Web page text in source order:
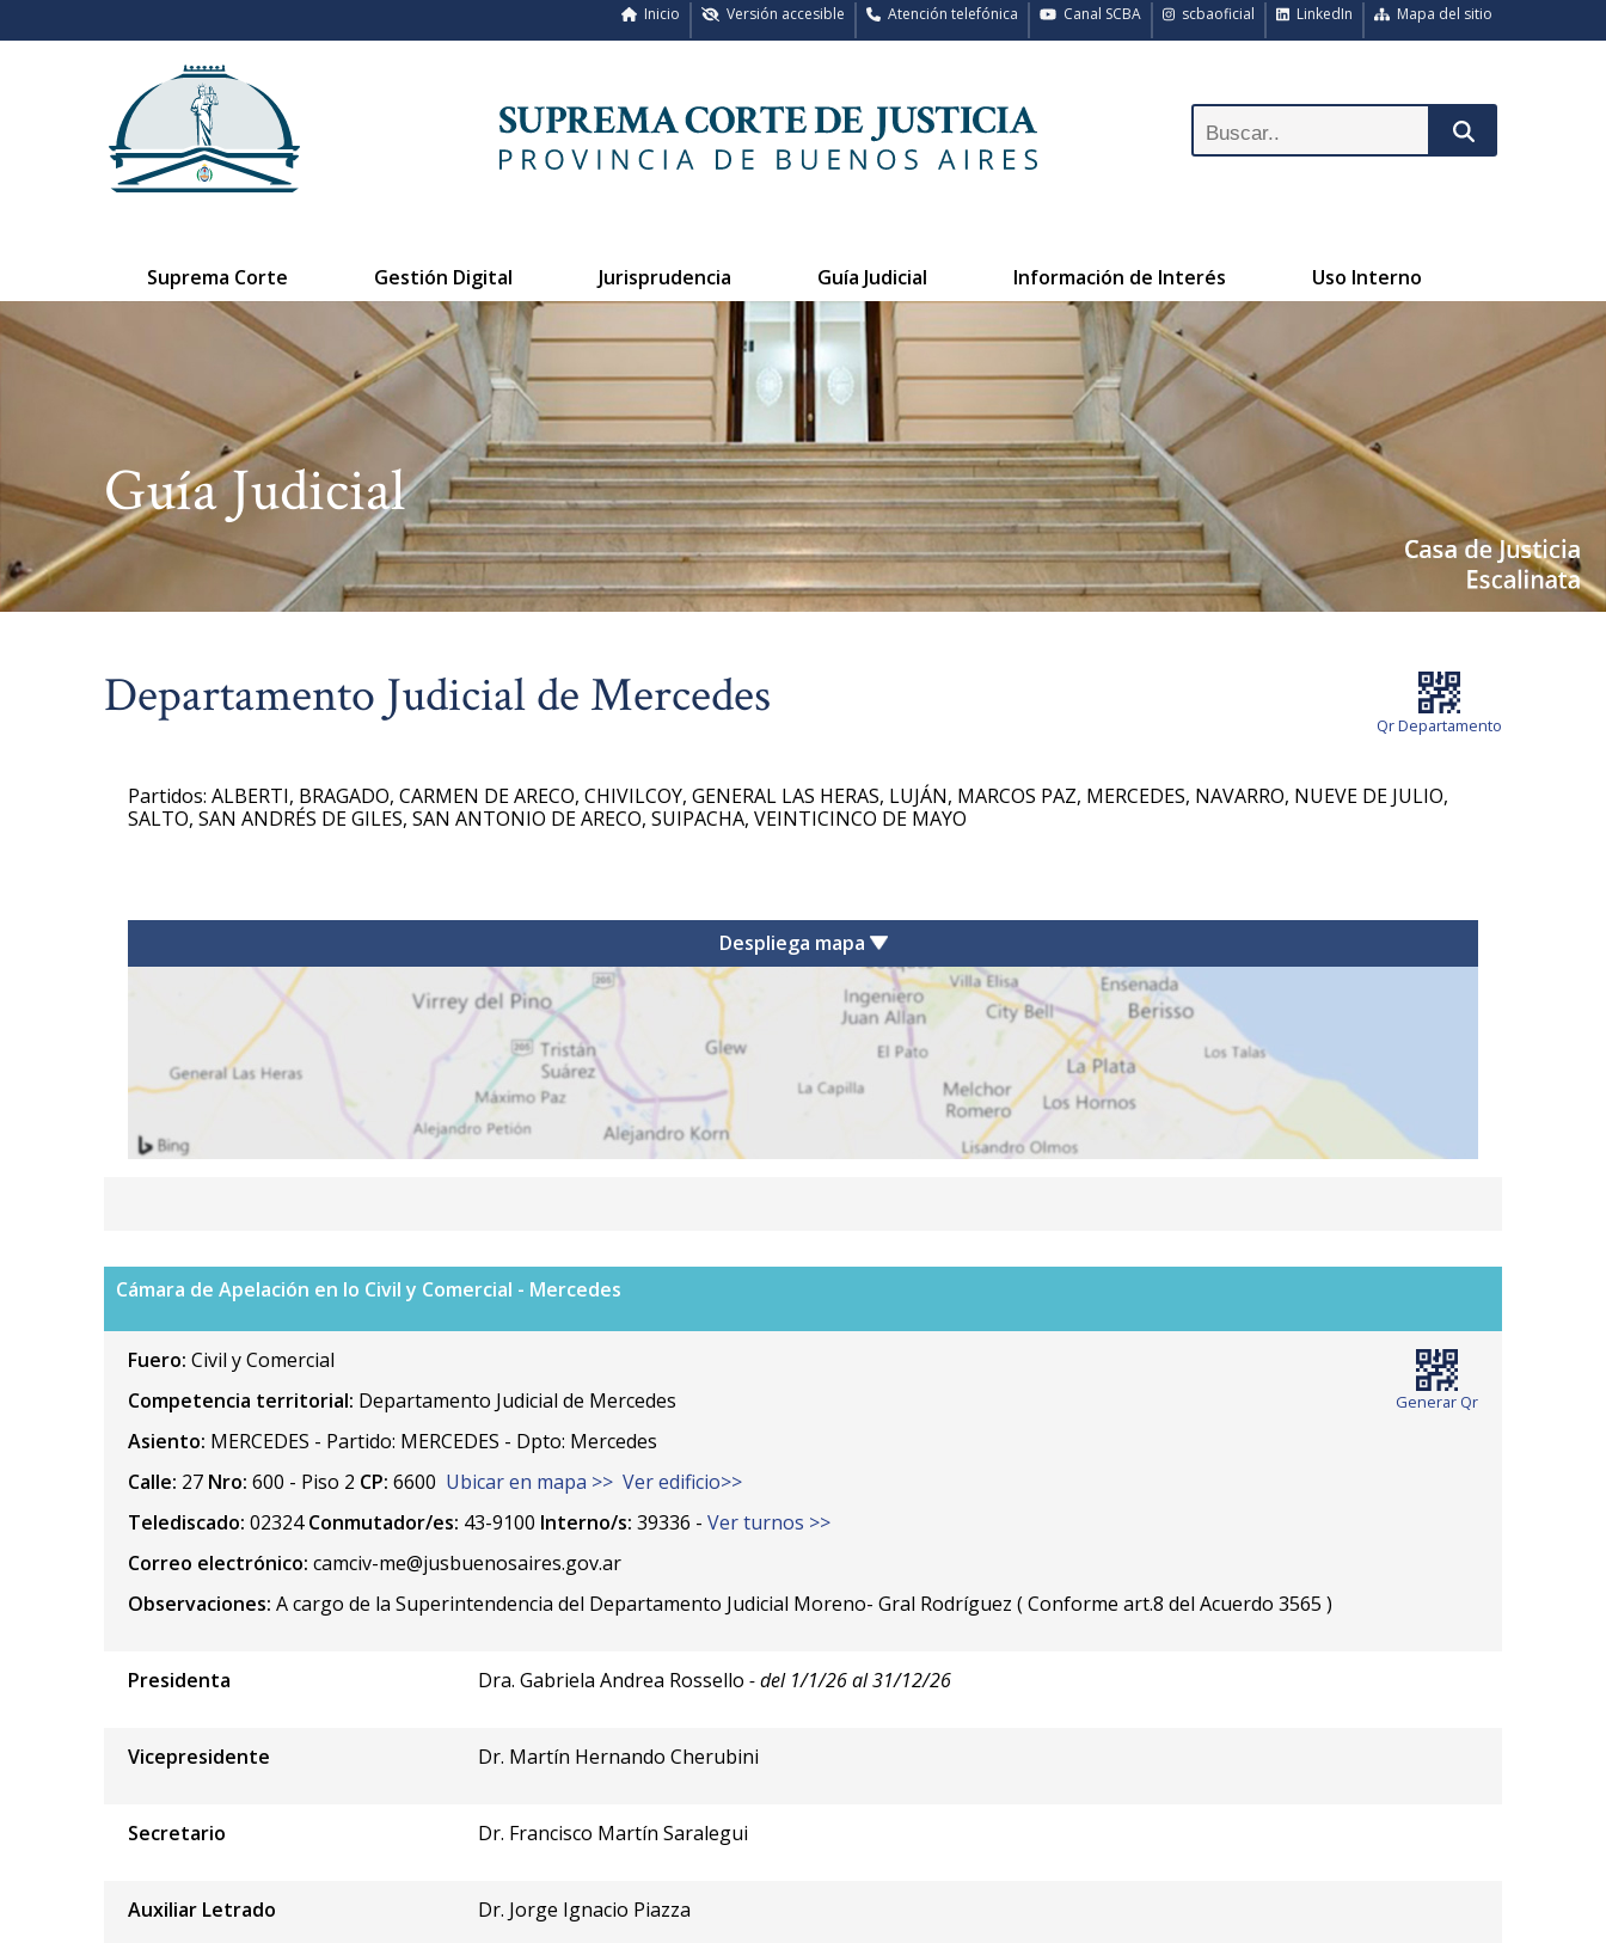
Mapa del sitio
LinkedIn
scbaoficial
Canal SCBA
Atención telefónica
Versión accesible
Inicio
Suprema Corte Gestión Digital Jurisprudencia Guía Judicial Información de Interés Uso Interno
Guía Judicial
Qr Departamento
Departamento Judicial de Mercedes
Partidos: ALBERTI, BRAGADO, CARMEN DE ARECO, CHIVILCOY, GENERAL LAS HERAS, LUJÁN, MARCOS PAZ, MERCEDES, NAVARRO, NUEVE DE JULIO,
SALTO, SAN ANDRÉS DE GILES, SAN ANTONIO DE ARECO, SUIPACHA, VEINTICINCO DE MAYO
Despliega mapa
Cámara de Apelación en lo Civil y Comercial - Mercedes
Generar Qr
Fuero: Civil y Comercial
Competencia territorial: Departamento Judicial de Mercedes
Asiento: MERCEDES - Partido: MERCEDES - Dpto: Mercedes
Calle: 27 Nro: 600 - Piso 2 CP: 6600 Ubicar en mapa >> Ver edificio>>
Telediscado: 02324Conmutador/es: 43-9100 Interno/s: 39336 - Ver turnos >>
Correo electrónico: camciv-me@jusbuenosaires.gov.ar
Observaciones: A cargo de la Superintendencia del Departamento Judicial Moreno- Gral Rodríguez ( Conforme art.8 del Acuerdo 3565 )
Presidenta Dra. Gabriela Andrea Rossello - del 1/1/26 al 31/12/26
Vicepresidente Dr. Martín Hernando Cherubini
Secretario Dr. Francisco Martín Saralegui
Auxiliar Letrado Dr. Jorge Ignacio Piazza